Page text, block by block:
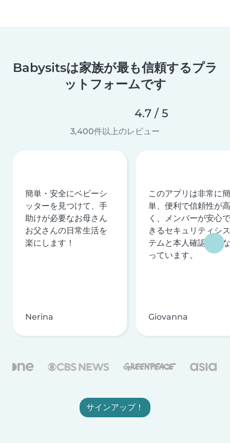
Babysitsは家族が最も信頼するプラ
ットフォームです
4.7 / 5
3,400件以上のレビュー
簡単・安全にベビーシ
ッターを見つけて、手
助けが必要なお母さん
お父さんの日常生活を
楽にします！
Nerina
このアプリは非常に簡
単、便利で信頼性が高
く、メンバーが安心で
きるセキュリティシス
テムと本人確認を行な
っています。
Giovanna
サインアップ！